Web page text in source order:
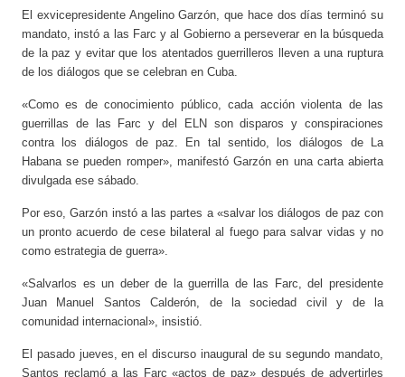
El exvicepresidente Angelino Garzón, que hace dos días terminó su
mandato, instó a las Farc y al Gobierno a perseverar en la búsqueda
de la paz y evitar que los atentados guerrilleros lleven a una ruptura
de los diálogos que se celebran en Cuba.
«Como es de conocimiento público, cada acción violenta de las
guerrillas de las Farc y del ELN son disparos y conspiraciones
contra los diálogos de paz. En tal sentido, los diálogos de La
Habana se pueden romper», manifestó Garzón en una carta abierta
divulgada ese sábado.
Por eso, Garzón instó a las partes a «salvar los diálogos de paz con
un pronto acuerdo de cese bilateral al fuego para salvar vidas y no
como estrategia de guerra».
«Salvarlos es un deber de la guerrilla de las Farc, del presidente
Juan Manuel Santos Calderón, de la sociedad civil y de la
comunidad internacional», insistió.
El pasado jueves, en el discurso inaugural de su segundo mandato,
Santos reclamó a las Farc «actos de paz» después de advertirles